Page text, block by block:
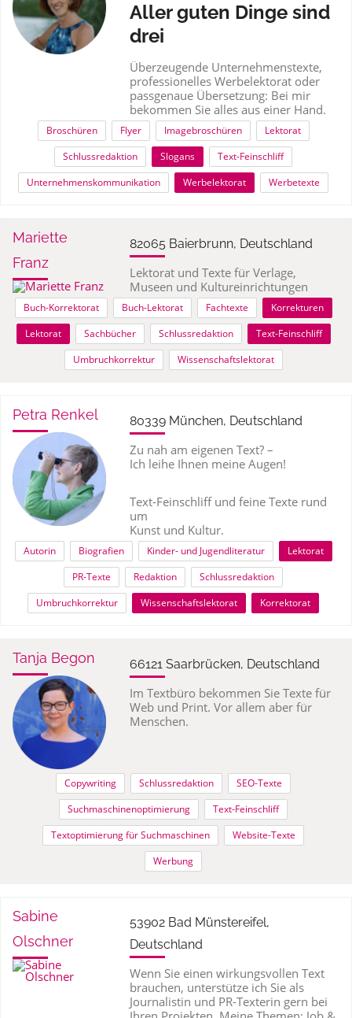
Aller guten Dinge sind
drei
Überzeugende Unternehmenstexte,
professionelles Werbelektorat oder
passgenaue Übersetzung: Bei mir
bekommen Sie alles aus einer Hand.
Broschüren Flyer Imagebroschüren
Lektorat
Schlussredaktion
Slogans
Text-Feinschliff
Unternehmenskommunikation
Werbelektorat Werbetexte
Mariette
Franz
82065 Baierbrunn, Deutschland
Lektorat und Texte für Verlage,
Museen und Kultureinrichtungen
Buch-Korrektorat Buch-Lektorat Fachtexte
Korrekturen
Lektorat
Sachbücher Schlussredaktion
Text-Feinschliff
Umbruchkorrektur
Wissenschaftslektorat
Petra Renkel 80339 München, Deutschland
Zu nah am eigenen Text? –
Ich leihe Ihnen meine Augen!
Text-Feinschliff und feine Texte rund
um
Kunst und Kultur.
Autorin Biografien Kinder- und Jugendliteratur
Lektorat
PR-Texte
Redaktion
Schlussredaktion
Umbruchkorrektur
Wissenschaftslektorat Korrektorat
Tanja Begon 66121 Saarbrücken, Deutschland
Im Textbüro bekommen Sie Texte für
Web und Print. Vor allem aber für
Menschen.
Copywriting Schlussredaktion
SEO-Texte
Suchmaschinenoptimierung
Text-Feinschliff
Textoptimierung für Suchmaschinen
Website-Texte
Werbung
Sabine
Olschner
53902 Bad Münstereifel,
Deutschland
Wenn Sie einen wirkungsvollen Text
brauchen, unterstütze ich Sie als
Journalistin und PR-Texterin gern bei